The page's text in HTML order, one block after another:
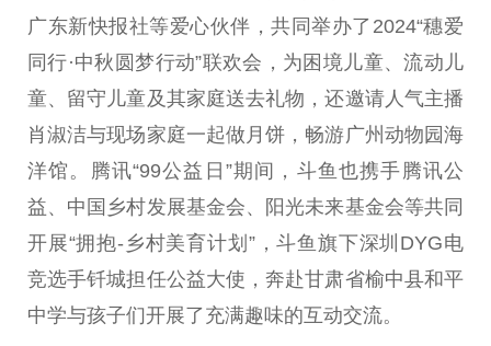
广东新快报社等爱心伙伴，共同举办了2024“穗爱
同行·中秋圆梦行动”联欢会，为困境儿童、流动儿
童、留守儿童及其家庭送去礼物，还邀请人气主播
肖淑洁与现场家庭一起做月饼，畅游广州动物园海
洋馆。腾讯“99公益日”期间，斗鱼也携手腾讯公
益、中国乡村发展基金会、阳光未来基金会等共同
开展“拥抱-乡村美育计划”，斗鱼旗下深圳DYG电
竞选手钎城担任公益大使，奔赴甘肃省榆中县和平
中学与孩子们开展了充满趣味的互动交流。